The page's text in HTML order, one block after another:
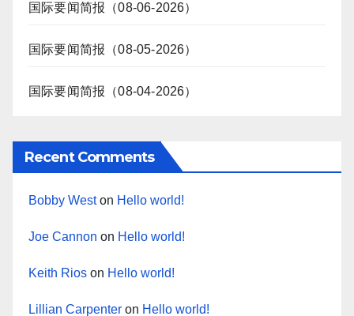
国际要闻简报（08-06-2026）
国际要闻简报（08-05-2026）
国际要闻简报（08-04-2026）
Recent Comments
Bobby Weston Hello world!
Joe Cannon on Hello world!
Keith Rios on Hello world!
Lillian Carpenter on Hello world!